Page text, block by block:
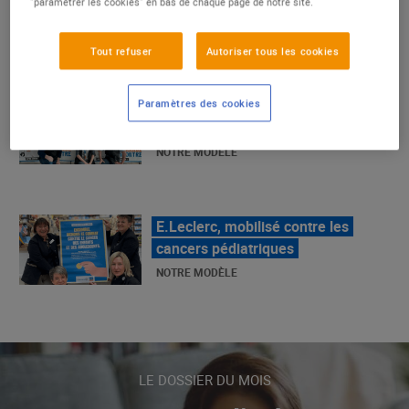
un succès
NOTRE MODÈLE
E.Leclerc, mobilisé contre les
LE MOUVEMENT E.LECLERC ET
« Repérage » - La nouvelle revue de
LE DOSSIER DU MOIS
Tout refuser Autoriser tous les cookies
Paramètres des cookies